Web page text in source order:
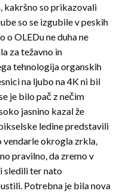
kakršno so prikazovali
so se izgubile v peskih
o OLEDu ne duha ne
za težavno in
tehnologija organskih
na ljubo na 4K ni bil
je bilo pač z nečim
jasnino kazal že
ledine predstavili
vendarle okrogla zrkla,
pravilno, da zremo v
sledili ter nato
Potrebna je bila nova